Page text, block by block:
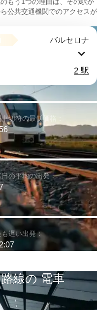
公共交通機関でのアクセスが
バルセロナ
2 駅
車切符の最低価格：
日の平均の出発：
も遅い出発：
線の 電車